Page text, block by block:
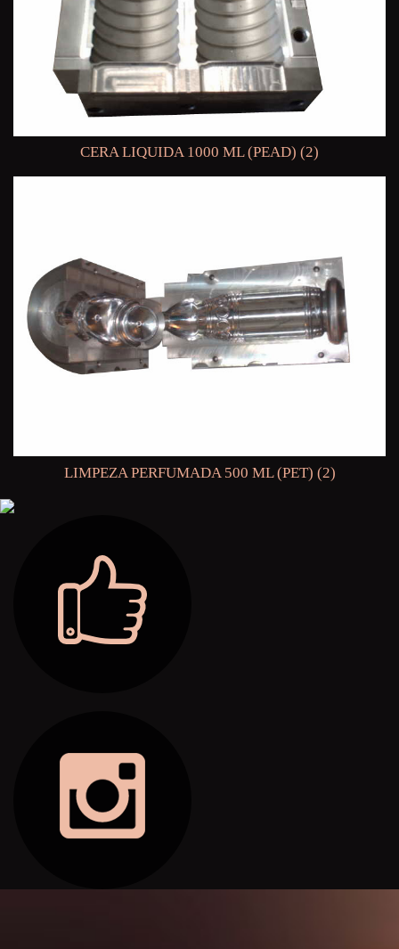
CERA LIQUIDA 1000 ML (PEAD) (2)
LIMPEZA PERFUMADA 500 ML (PET) (2)